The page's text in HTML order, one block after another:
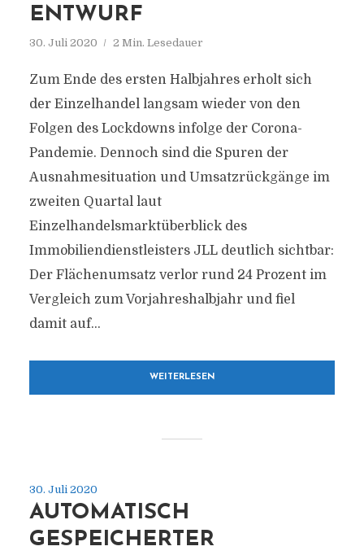
ENTWURF
30. Juli 2020 2 Min. Lesedauer
Zum Ende des ersten Halbjahres erholt sich
der Einzelhandel langsam wieder von den
Folgen des Lockdowns infolge der Corona-
Pandemie. Dennoch sind die Spuren der
Ausnahmesituation und Umsatzrückgänge im
zweiten Quartal laut
Einzelhandelsmarktüberblick des
Immobiliendienstleisters JLL deutlich sichtbar:
Der Flächenumsatz verlor rund 24 Prozent im
Vergleich zum Vorjahreshalbjahr und fiel
damit auf...
WEITERLESEN
30. Juli 2020
AUTOMATISCH
GESPEICHERTER